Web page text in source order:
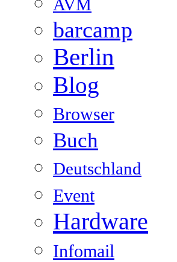
AVM
barcamp
Berlin
Blog
Browser
Buch
Deutschland
Event
Hardware
Infomail